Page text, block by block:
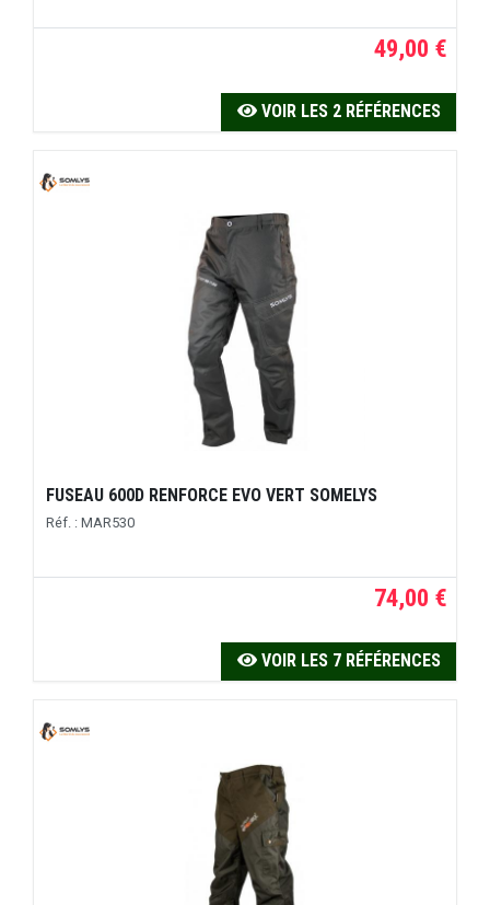
49,00 €
VOIR LES 2 RÉFÉRENCES
FUSEAU 600D RENFORCE EVO VERT SOMELYS
Réf. : MAR530
74,00 €
VOIR LES 7 RÉFÉRENCES